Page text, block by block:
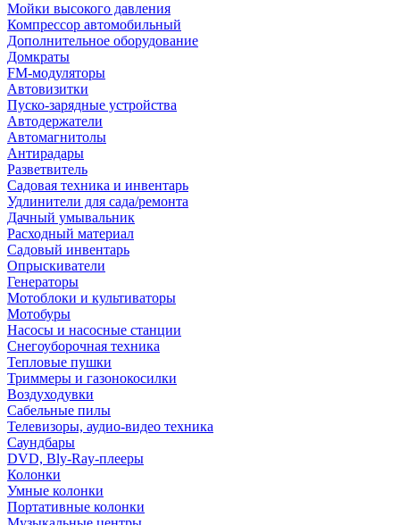
Мойки высокого давления
Компрессор автомобильный
Дополнительное оборудование
Домкраты
FM-модуляторы
Автовизитки
Пуско-зарядные устройства
Автодержатели
Автомагнитолы
Антирадары
Разветвитель
Садовая техника и инвентарь
Удлинители для сада/ремонта
Дачный умывальник
Расходный материал
Садовый инвентарь
Опрыскиватели
Генераторы
Мотоблоки и культиваторы
Мотобуры
Насосы и насосные станции
Снегоуборочная техника
Тепловые пушки
Триммеры и газонокосилки
Воздуходувки
Сабельные пилы
Телевизоры, аудио-видео техника
Саундбары
DVD, Bly-Ray-плееры
Колонки
Умные колонки
Портативные колонки